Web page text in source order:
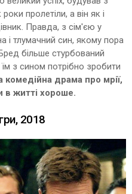
пролетіли, а він як і
Правда, з сім'єю у
і тлумачний син, якому пора
більше стурбований
з сином потрібно зробити
комедійна драма про мрії,
в житті хороше.
2018